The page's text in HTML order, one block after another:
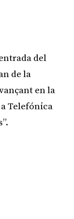
del
de la
en la
Telefónica